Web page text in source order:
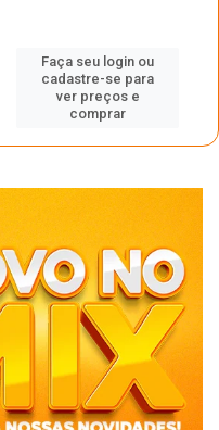
Faça seu login ou
cadastre-se para
ver preços e
comprar